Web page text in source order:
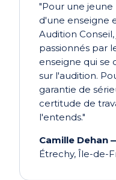
"Pour une jeune
d'une enseigne
Audition
passionnés par
enseigne qui
sur l'audition.
garantie de
certitude de
l'entends."
Camille Dehan
Étrechy, Île-de-